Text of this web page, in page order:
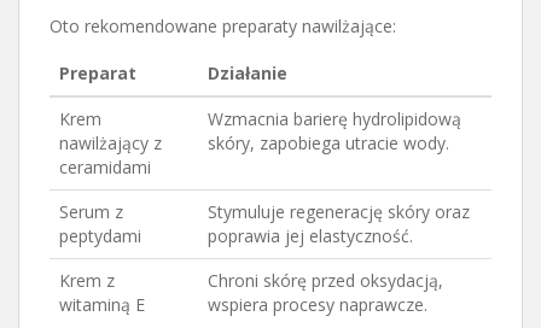
Oto rekomendowane preparaty nawilżające:
Preparat
Działanie
Krem
nawilżający z
ceramidami
Wzmacnia barierę hydrolipidową
skóry, zapobiega utracie wody.
Serum z
peptydami
Stymuluje regenerację skóry oraz
poprawia jej elastyczność.
Krem z
witaminą E
Chroni skórę przed oksydacją,
wspiera procesy naprawcze.